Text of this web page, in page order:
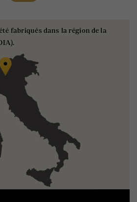
fabriqués dans la région de la